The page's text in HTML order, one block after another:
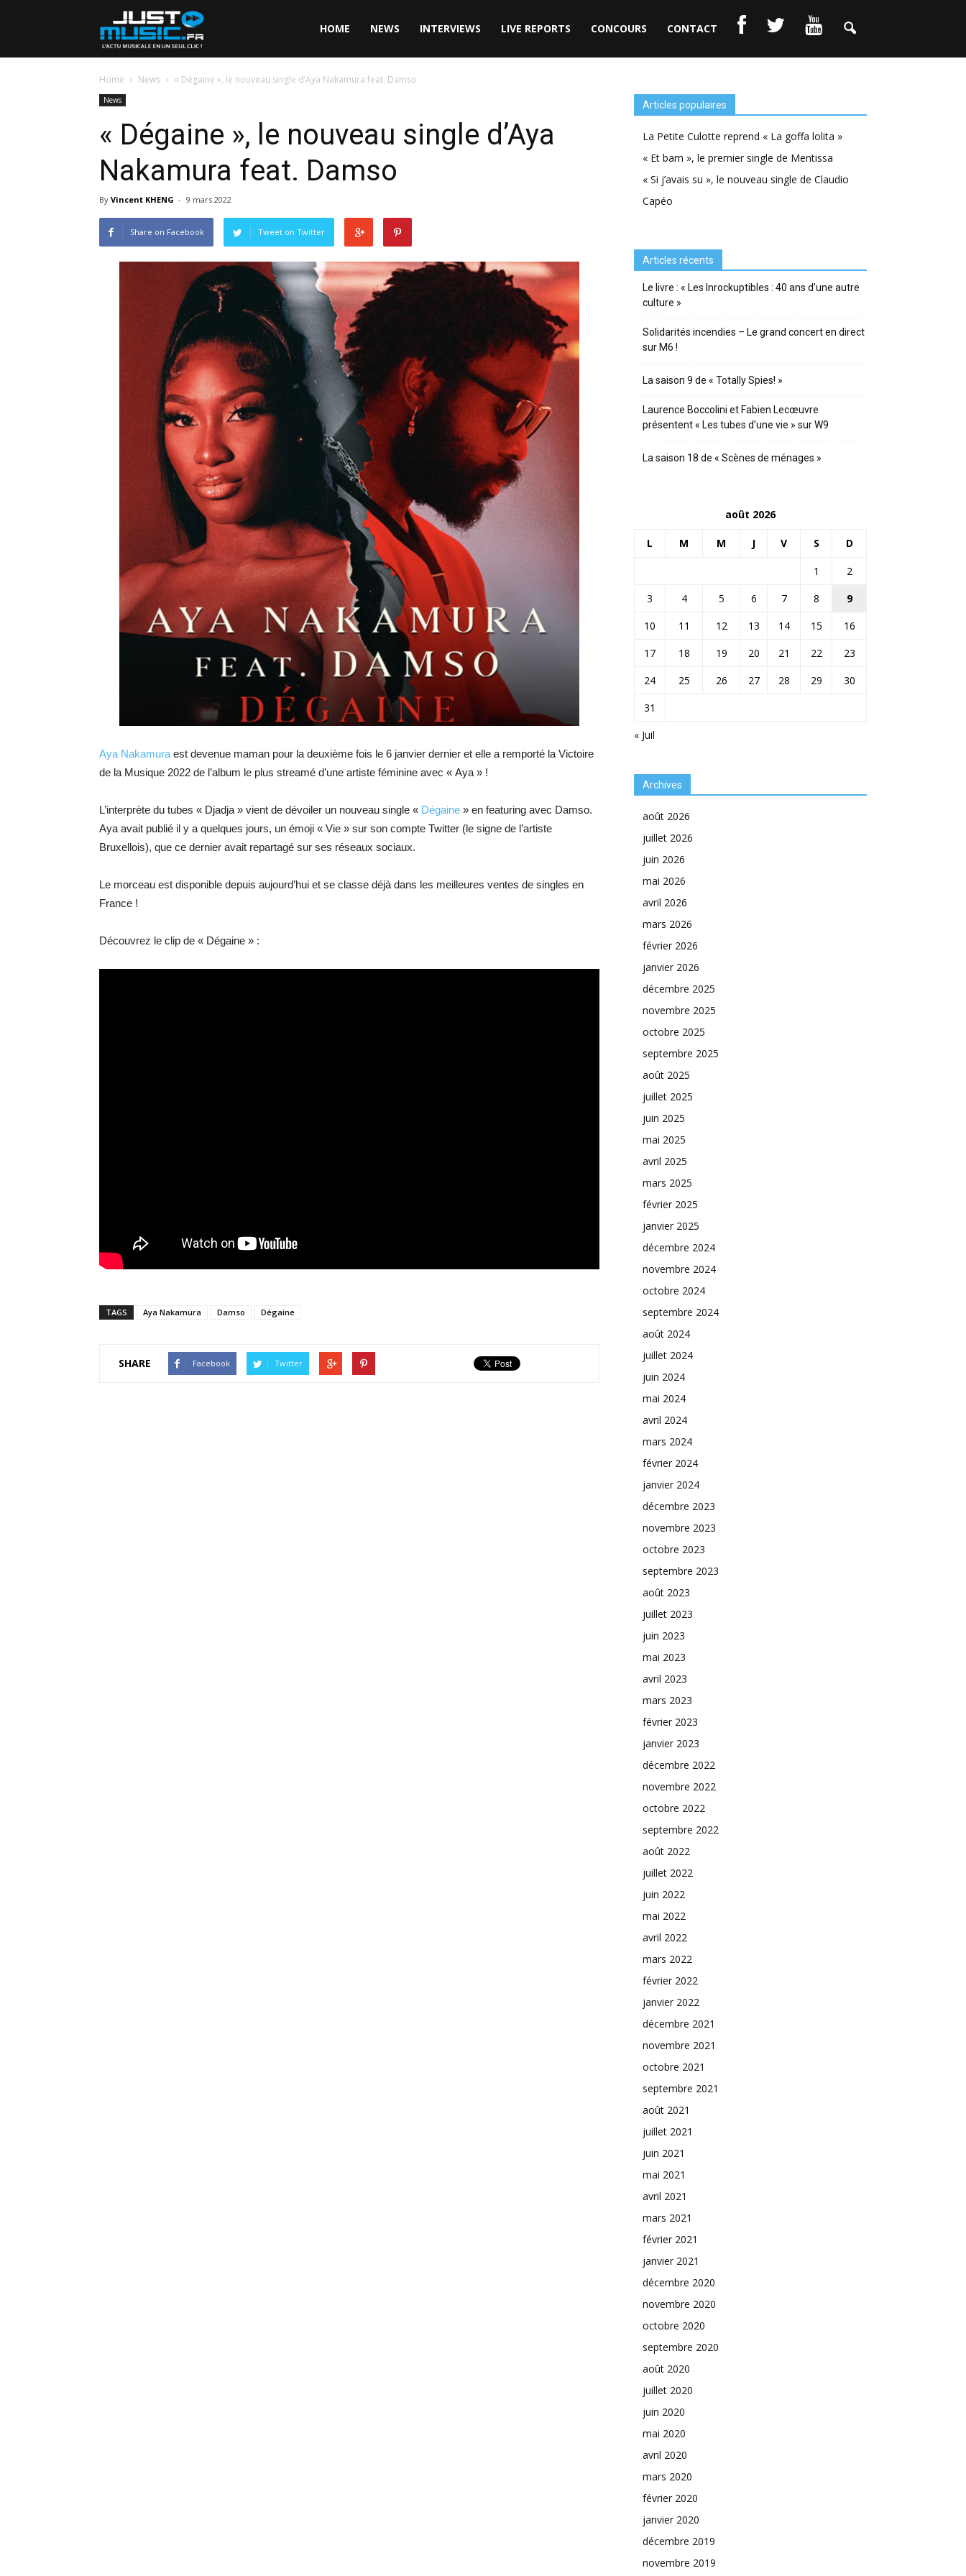
HOME NEWS INTERVIEWS LIVE REPORTS CONCOURS CONTACT
Home News « Dégaine », le nouveau single d’Aya Nakamura feat. Damso
News
« Dégaine », le nouveau single d’Aya
Nakamura feat. Damso
By Vincent KHENG - 9 mars 2022
Share on Facebook Tweet on Twitter
Aya Nakamura est devenue maman pour la deuxième fois le 6 janvier dernier et elle a remporté la Victoire
de la Musique 2022 de l’album le plus streamé d’une artiste féminine avec « Aya » !
L’interprète du tubes « Djadja » vient de dévoiler un nouveau single « Dégaine » en featuring avec Damso.
Aya avait publié il y a quelques jours, un émoji « Vie » sur son compte Twitter (le signe de l’artiste
Bruxellois), que ce dernier avait repartagé sur ses réseaux sociaux.
Le morceau est disponible depuis aujourd’hui et se classe déjà dans les meilleures ventes de singles en
France !
Découvrez le clip de « Dégaine » :
TAGS Aya Nakamura Damso Dégaine
SHARE Facebook Twitter
Articles populaires
La Petite Culotte reprend « La goffa lolita »
« Et bam », le premier single de Mentissa
« Si j’avais su », le nouveau single de Claudio
Capéo
Articles récents
Le livre : « Les Inrockuptibles : 40 ans d’une autre
culture »
Solidarités incendies – Le grand concert en direct
sur M6 !
La saison 9 de « Totally Spies! »
Laurence Boccolini et Fabien Lecœuvre
présentent « Les tubes d’une vie » sur W9
La saison 18 de « Scènes de ménages »
août 2026
L M M J V S D
« Juil
1
2
3
4 5 6 7 8
9
10
11 12 13 14 15
16
17
18 19 20 21 22
23
24
25 26 27 28 29
30
31
Archives
août 2026
juillet 2026
juin 2026
mai 2026
avril 2026
mars 2026
février 2026
janvier 2026
décembre 2025
novembre 2025
octobre 2025
septembre 2025
août 2025
juillet 2025
juin 2025
mai 2025
avril 2025
mars 2025
février 2025
janvier 2025
décembre 2024
novembre 2024
octobre 2024
septembre 2024
août 2024
juillet 2024
juin 2024
mai 2024
avril 2024
mars 2024
février 2024
janvier 2024
décembre 2023
novembre 2023
octobre 2023
septembre 2023
août 2023
juillet 2023
juin 2023
mai 2023
avril 2023
mars 2023
février 2023
janvier 2023
décembre 2022
novembre 2022
octobre 2022
septembre 2022
août 2022
juillet 2022
juin 2022
mai 2022
avril 2022
mars 2022
février 2022
janvier 2022
décembre 2021
novembre 2021
octobre 2021
septembre 2021
août 2021
juillet 2021
juin 2021
mai 2021
avril 2021
mars 2021
février 2021
janvier 2021
décembre 2020
novembre 2020
octobre 2020
septembre 2020
août 2020
juillet 2020
juin 2020
mai 2020
avril 2020
mars 2020
février 2020
janvier 2020
décembre 2019
novembre 2019